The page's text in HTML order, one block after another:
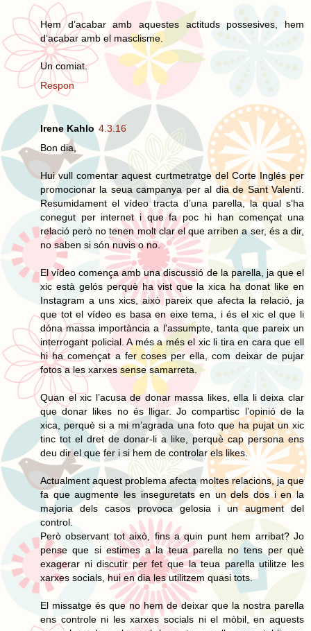
Hem d’acabar amb aquestes actituds possesives, hem
d’acabar amb el masclisme.
Un comiat.
Respon
Irene Kahlo 4.3.16
Bon dia,
Hui vull comentar aquest curtmetratge del Corte Inglés per
promocionar la seua campanya per al dia de Sant Valentí.
Resumidament el vídeo tracta d’una parella, la qual s’ha
conegut per internet i que fa poc hi han començat una
relació però no tenen molt clar el que arriben a ser, és a dir,
no saben si són nuvis o no.
El vídeo comença amb una discussió de la parella, ja que el
xic està gelós perquè ha vist que la xica ha donat like en
Instagram a uns xics, això pareix que afecta la relació, ja
que tot el vídeo es basa en eixe tema, i és el xic el que li
dóna massa importància a l'assumpte, tanta que pareix un
interrogant policial. A més a més el xic li tira en cara que ell
hi ha començat a fer coses per ella, com deixar de pujar
fotos a les xarxes sense samarreta.
Quan el xic l’acusa de donar massa likes, ella li deixa clar
que donar likes no és lligar. Jo compartisc l’opinió de la
xica, perquè si a mi m’agrada una foto que ha pujat un xic
tinc tot el dret de donar-li a like, perquè cap persona ens
deu dir el que fer i si hem de controlar els likes.
Actualment aquest problema afecta moltes relacions, ja que
fa que augmente les inseguretats en un dels dos i en la
majoria dels casos provoca gelosia i un augment del
control.
Però observant tot això, fins a quin punt hem arribat? Jo
pense que si estimes a la teua parella no tens per què
exagerar ni discutir per fet que la teua parella utilitze les
xarxes socials, hui en dia les utilitzem quasi tots.
El missatge és que no hem de deixar que la nostra parella
ens controle ni les xarxes socials ni el mòbil, en aquests